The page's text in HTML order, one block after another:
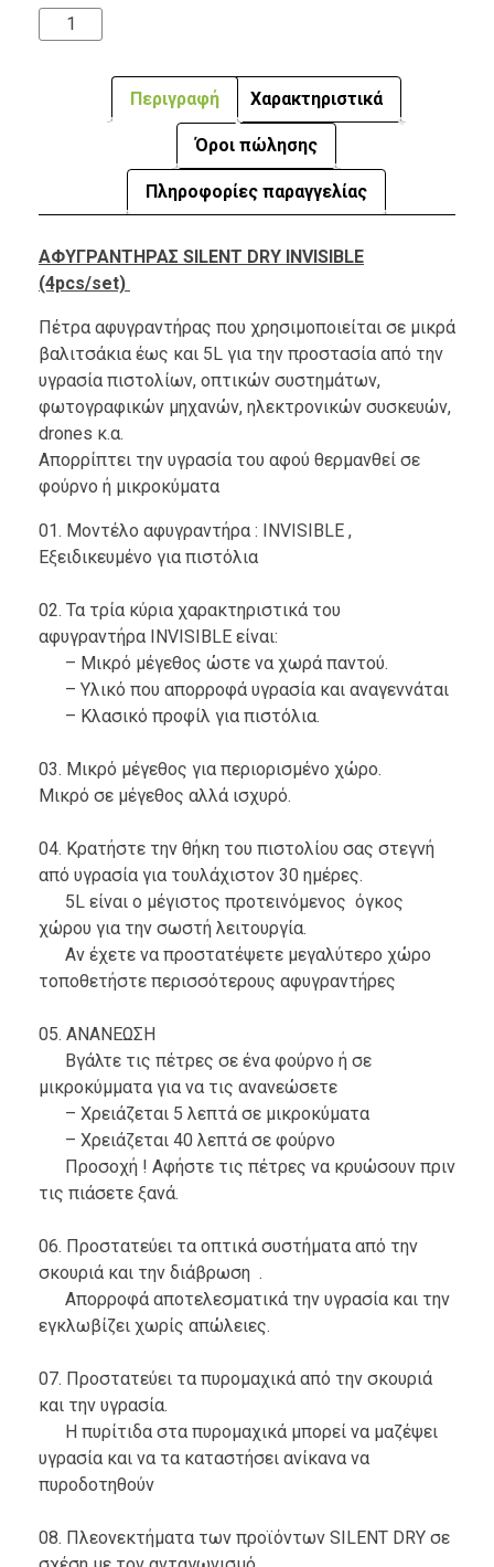
Περιγραφή Χαρακτηριστικά
Όροι πώλησης
Πληροφορίες παραγγελίας
ΑΦΥΓΡΑΝΤΗΡΑΣ SILENT DRY INVISIBLE
(4pcs/set)
Πέτρα αφυγραντήρας που χρησιμοποιείται σε μικρά
βαλιτσάκια έως και 5L για την προστασία από την
υγρασία πιστολίων, οπτικών συστημάτων,
φωτογραφικών μηχανών, ηλεκτρονικών συσκευών,
drones κ.α.
Απορρίπτει την υγρασία του αφού θερμανθεί σε
φούρνο ή μικροκύματα
01. Μοντέλο αφυγραντήρα : INVISIBLE ,
Εξειδικευμένο για πιστόλια
02. Τα τρία κύρια χαρακτηριστικά του
αφυγραντήρα INVISIBLE είναι:
– Μικρό μέγεθος ώστε να χωρά παντού.
– Υλικό που απορροφά υγρασία και αναγεννάται
– Κλασικό προφίλ για πιστόλια.
03. Μικρό μέγεθος για περιορισμένο χώρο.
Μικρό σε μέγεθος αλλά ισχυρό.
04. Κρατήστε την θήκη του πιστολίου σας στεγνή
από υγρασία για τουλάχιστον 30 ημέρες.
5L είναι ο μέγιστος προτεινόμενος όγκος
χώρου για την σωστή λειτουργία.
Αν έχετε να προστατέψετε μεγαλύτερο χώρο
τοποθετήστε περισσότερους αφυγραντήρες
05. ΑΝΑΝΕΩΣΗ
Βγάλτε τις πέτρες σε ένα φούρνο ή σε
μικροκύμματα για να τις ανανεώσετε
– Χρειάζεται 5 λεπτά σε μικροκύματα
– Χρειάζεται 40 λεπτά σε φούρνο
Προσοχή ! Αφήστε τις πέτρες να κρυώσουν πριν
τις πιάσετε ξανά.
06. Προστατεύει τα οπτικά συστήματα από την
σκουριά και την διάβρωση .
Απορροφά αποτελεσματικά την υγρασία και την
εγκλωβίζει χωρίς απώλειες.
07. Προστατεύει τα πυρομαχικά από την σκουριά
και την υγρασία.
Η πυρίτιδα στα πυρομαχικά μπορεί να μαζέψει
υγρασία και να τα καταστήσει ανίκανα να
πυροδοτηθούν
08. Πλεονεκτήματα των προϊόντων SILENT DRY σε